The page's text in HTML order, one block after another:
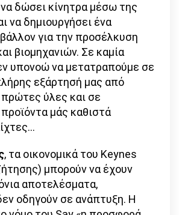
δώσει κίνητρα μέσω της
να δημιουργήσει ένα
για την προσέλκυση
βιομηχανιών. Σε καμία
υπονοώ να μετατραπούμε σε
εξάρτησή μας από
ύλες και σε
μάς καθιστά
, τα οικονομικά του Keynes
μπορούν να έχουν
αποτελέσματα,
οδηγούν σε ανάπτυξη. Η